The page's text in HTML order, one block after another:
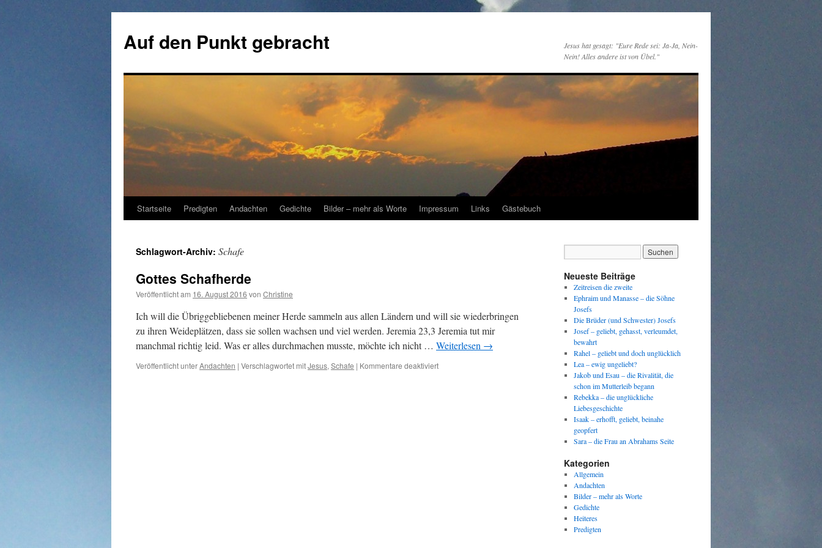
springen
Auf den Punkt gebracht
Jesus hat gesagt: "Eure Rede sei: Ja-Ja, Nein-
Nein! Alles andere ist von Übel."
Startseite Predigten Andachten Gedichte Bilder – mehr als Worte Impressum Links Gästebuch
Schlagwort-Archiv: Schafe
Gottes Schafherde
Veröffentlicht am 16. August 2016 von Christine
Ich will die Übriggebliebenen meiner Herde sammeln aus allen Ländern und will sie wiederbringen
zu ihren Weideplätzen, dass sie sollen wachsen und viel werden. Jeremia 23,3 Jeremia tut mir
manchmal richtig leid. Was er alles durchmachen musste, möchte ich nicht … Weiterlesen →
Veröffentlicht unterAndachten | Verschlagwortet mitJesus, Schafe | Kommentare deaktiviertfür
Neueste Beiträge
Zeitreisen die zweite
Ephraim und Manasse – die Söhne
Josefs
Die Brüder (und Schwester) Josefs
Josef – geliebt, gehasst, verleumdet,
bewahrt
Rahel – geliebt und doch unglücklich
Lea – ewig ungeliebt?
Jakob und Esau – die Rivalität, die
schon im Mutterleib begann
Rebekka – die unglückliche
Liebesgeschichte
Isaak – erhofft, geliebt, beinahe
geopfert
Sara – die Frau an Abrahams Seite
Kategorien
Allgemein
Andachten
Bilder – mehr als Worte
Gedichte
Heiteres
Predigten